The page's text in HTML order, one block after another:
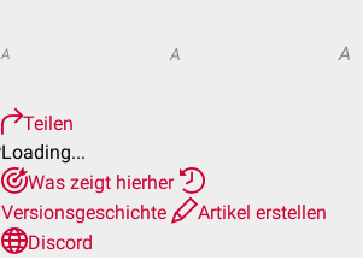
A A A
Teilen
Loading...
Was zeigt hierher
Versionsgeschichte
Artikel erstellen
Discord